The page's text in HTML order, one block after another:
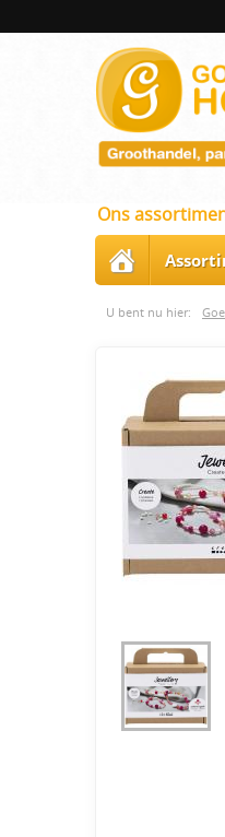
Ons
U bent nu hier: